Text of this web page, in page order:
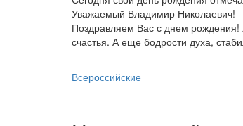
Уважаемый Владимир Николаевич!
Поздравляем Вас с днем
счастья. А еще бодрости духа,
Всероссийские